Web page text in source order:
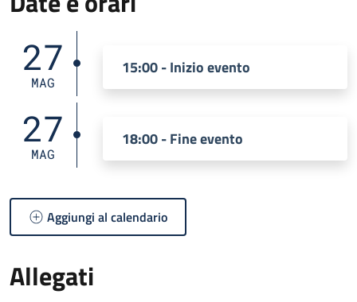
27
MAG
15:00 - Inizio evento
27
MAG
18:00 - Fine evento
Aggiungi al calendario
Allegati